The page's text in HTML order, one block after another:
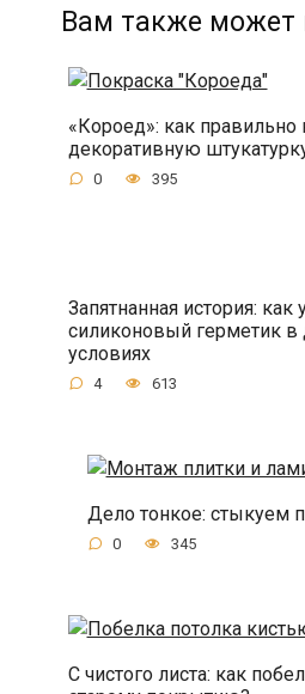
Вам также может
«Короед»: как правильно
декоративную
0 395
Запятнанная история: как
силиконовый герметик
условиях
4 613
Дело тонкое: стыкуем
0 345
С чистого листа: как